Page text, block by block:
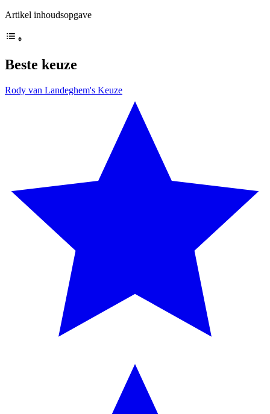
Artikel inhoudsopgave
Beste keuze
Rody van Landeghem's Keuze